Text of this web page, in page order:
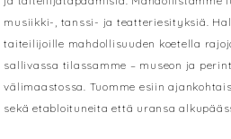
musiikki-, tanssi- ja teatteriesityksiä.
taiteilijoille mahdollisuuden koetella
sallivassa tilassamme – museon ja
välimaastossa. Tuomme esiin
sekä etabloituneita että uransa